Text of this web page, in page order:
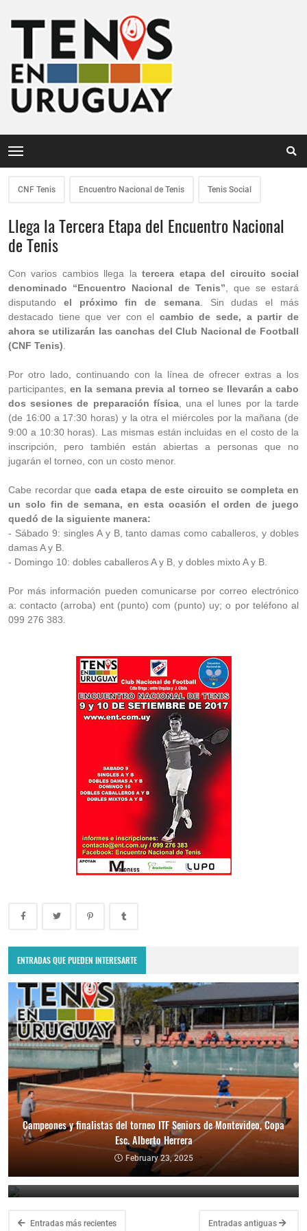
CNF Tenis Encuentro Nacional de Tenis Tenis Social
Llega la Tercera Etapa del Encuentro Nacional
de Tenis
Con varios cambios llega latercera etapa del circuito social
denominado “Encuentro Nacional de Tenis” , que se estará
disputando el próximo fin de semana. Sin dudas el más
destacado tiene que ver con el cambio de sede, a partir de
ahora se utilizarán las canchas del Club Nacional de Football
(CNF Tenis)
Por otro lado, continuando con la línea de ofrecer extras a los
participantes, en la semana previa al torneo se llevarán a cabo
dos sesiones de preparación física, una el lunes por la tarde
(de 16:00 a 17:30 horas) y la otra el miércoles por la mañana (de
9:00 a 10:30 horas). Las mismas están incluidas en el costo de la
inscripción, pero también están abiertas a personas que no
jugarán el torneo, con un costo menor.
Cabe recordar quecada etapa de este circuito se completa en
un solo fin de semana, en esta ocasión el orden de juego
quedó de la siguiente manera:
- Sábado 9: singles A y B, tanto damas como caballeros, y dobles
damas A y B.
- Domingo 10: dobles caballeros A y B, y dobles mixto A y B.
Por más información pueden comunicarse por correo electrónico
a: contacto (arroba) ent (punto) com (punto) uy; o por teléfono al
099 276 383.
ENTRADAS QUE PUEDEN INTERESARTE
Campeones y finalistas del torneo ITF Seniors de Montevideo, Copa
Esc. Alberto Herrera
February 23, 2025
Ganadores y finalistas del torneo ITF Seniors de Punta del Este
February 10, 2025
Entradas más recientes Entradas antiguas